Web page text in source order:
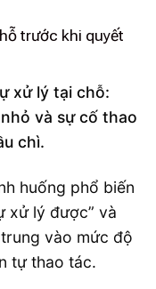
trước khi quyết
xử lý tại chỗ:
và sự cố thao
chì.
huống phổ biến
xử lý được” và
vào mức độ
tự thao tác.